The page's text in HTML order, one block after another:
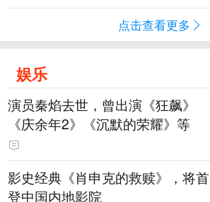
点击查看更多
娱乐
演员秦焰去世，曾出演《狂飙》
《庆余年2》《沉默的荣耀》等
影史经典《肖申克的救赎》，将首
登中国内地影院